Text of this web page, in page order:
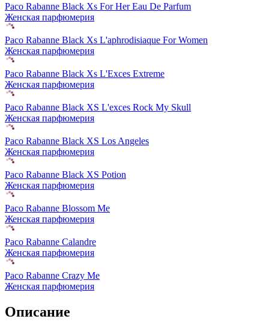
Paco Rabanne Black Xs For Her Eau De Parfum
Женская парфюмерия
Paco Rabanne Black Xs L'aphrodisiaque For Women
Женская парфюмерия
Paco Rabanne Black Xs L'Exces Extreme
Женская парфюмерия
Paco Rabanne Black XS L'exces Rock My Skull
Женская парфюмерия
Paco Rabanne Black XS Los Angeles
Женская парфюмерия
Paco Rabanne Black XS Potion
Женская парфюмерия
Paco Rabanne Blossom Me
Женская парфюмерия
Paco Rabanne Calandre
Женская парфюмерия
Paco Rabanne Crazy Me
Женская парфюмерия
Описание